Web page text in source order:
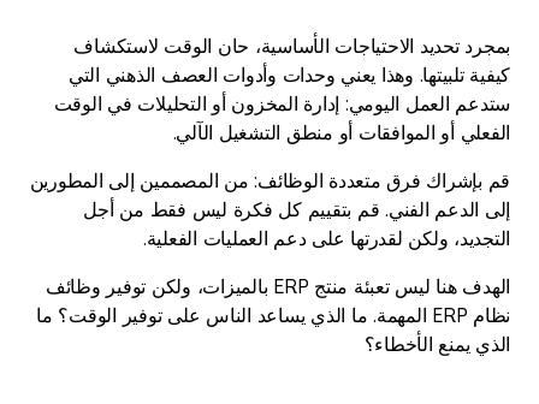
بمجرد تحديد الاحتياجات الأساسية، حان الوقت لاستكشاف
كيفية تلبيتها. وهذا يعني وحدات وأدوات العصف الذهني التي
ستدعم العمل اليومي: إدارة المخزون أو التحليلات في الوقت
الفعلي أو الموافقات أو منطق التشغيل الآلي.
قم بإشراك فرق متعددة الوظائف: من المصممين إلى المطورين
إلى الدعم الفني. قم بتقييم كل فكرة ليس فقط من أجل
التجديد، ولكن لقدرتها على دعم العمليات الفعلية.
الهدف هنا ليس تعبئة منتج ERP بالميزات، ولكن توفير وظائف
نظام ERP المهمة. ما الذي يساعد الناس على توفير الوقت؟ ما
الذي يمنع الأخطاء؟